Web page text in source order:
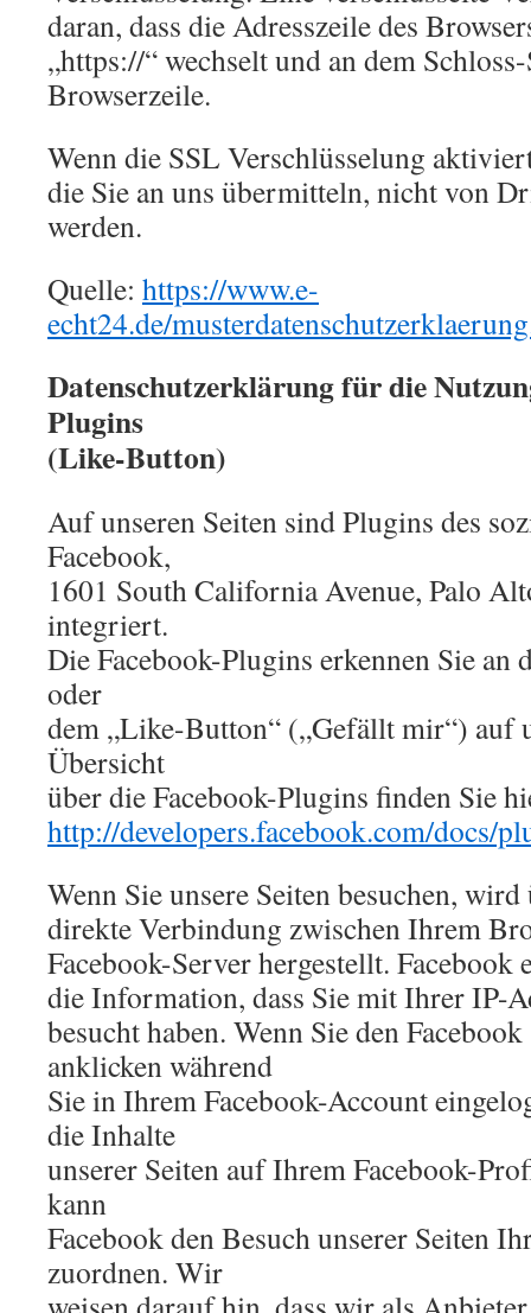
daran, dass die Adresszeile des
„https://“ wechselt und an dem
Browserzeile.
Wenn die SSL Verschlüsselung
die Sie an uns übermitteln, nicht von
werden.
Quelle: https://www.e-
echt24.de/
Datenschutzerklärung für die
Plugins
(Like-Button)
Auf unseren Seiten sind Plugins des
Facebook,
1601 South California Avenue, Palo
integriert.
Die Facebook-Plugins erkennen Sie an
oder
dem „Like-Button“ („Gefällt mir“) auf
Übersicht
über die Facebook-Plugins finden Sie
http://developers.facebook.com/docs/
Wenn Sie unsere Seiten besuchen,
direkte Verbindung zwischen Ihrem
Facebook-Server hergestellt. Facebook
die Information, dass Sie mit Ihrer IP-
besucht haben. Wenn Sie den
anklicken während
Sie in Ihrem Facebook-Account
die Inhalte
unserer Seiten auf Ihrem Facebook-
kann
Facebook den Besuch unserer Seiten
zuordnen. Wir